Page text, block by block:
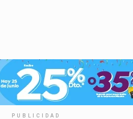
PUBLICIDAD